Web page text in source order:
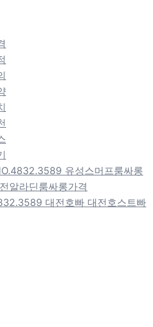
유성스머프룸싸롱
알라딘룸싸롱가격
대전호빠 대전호스트빠